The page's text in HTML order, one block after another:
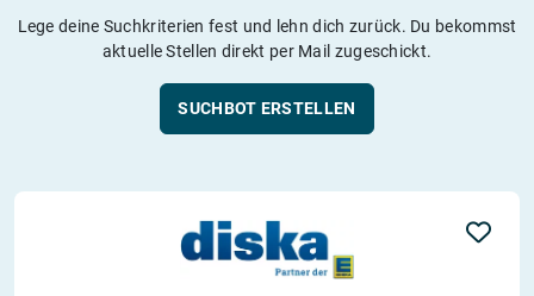
Lege deine Suchkriterien fest und lehn dich zurück. Du bekommst
aktuelle Stellen direkt per Mail zugeschickt.
SUCHBOT ERSTELLEN